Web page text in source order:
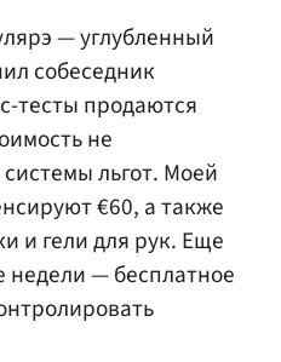
— углубленный
собеседник
тесты продаются
не
льгот. Моей
€60, а также
и гели для рук. Еще
недели — бесплатное